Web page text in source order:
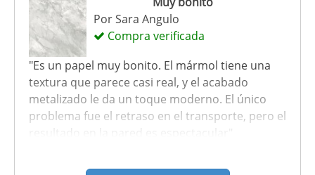
Por Sara Angulo
Compra verificada
"Es un papel muy bonito. El mármol tiene una
textura que parece casi real, y el acabado
metalizado le da un toque moderno. El único
problema fue el retraso en el transporte, pero el
resultado en la pared es espectacular"